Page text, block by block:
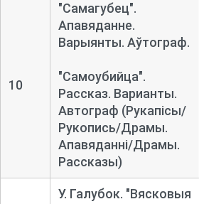
10
"Самагубец".
Апавяданне.
Варыянты. Аўтограф.
"Самоубийца".
Рассказ. Варианты.
Автограф (Рукапісы/
Рукопись/Драмы.
Апавяданні/Драмы.
Рассказы)
У. Галубок. "Вясковыя